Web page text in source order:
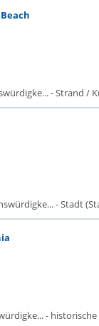
- Strand /
- Stadt
- historische